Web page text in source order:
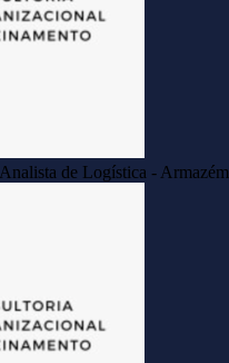
Analista de Logística - Armazém